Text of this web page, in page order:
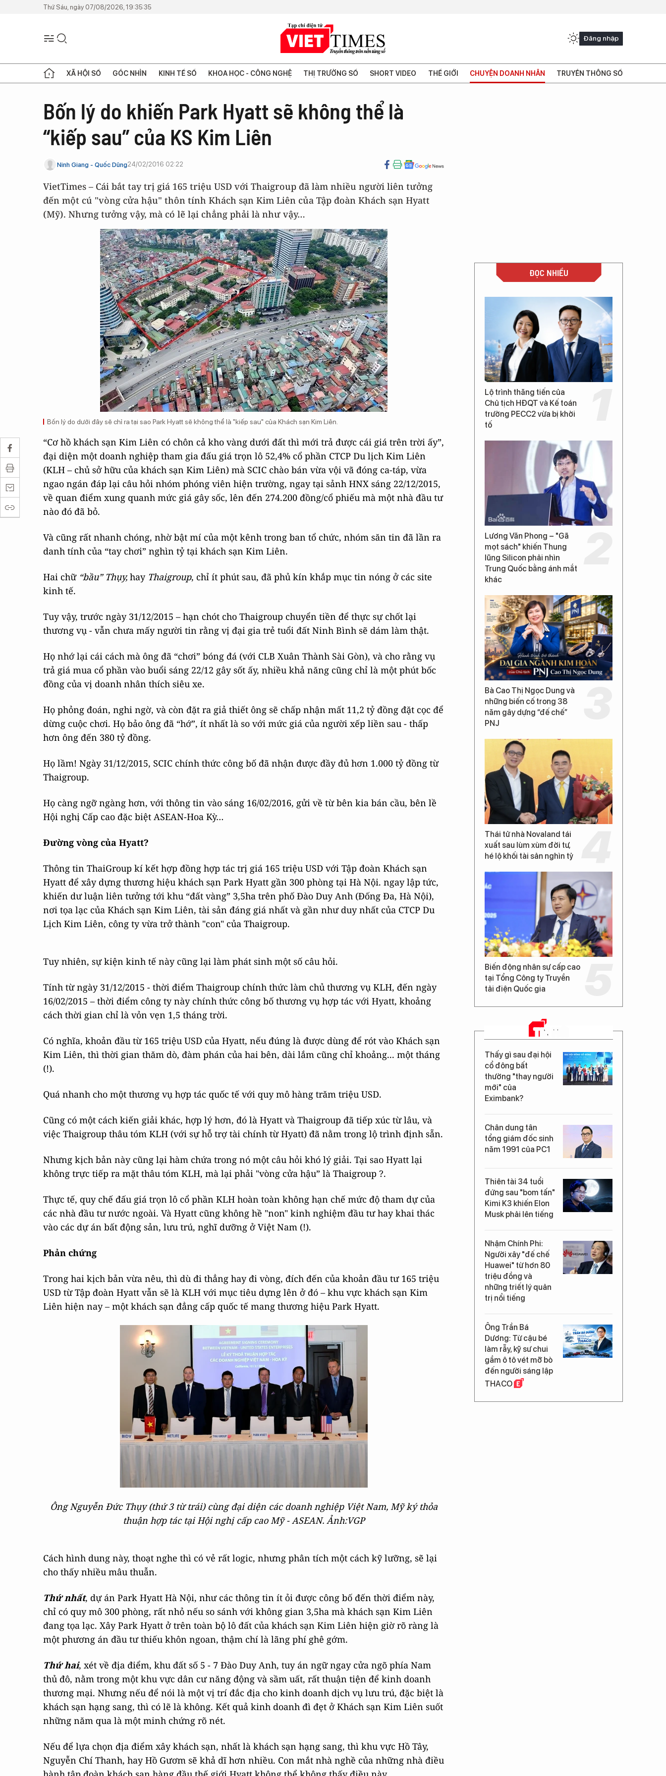
Thứ Sáu, ngày 07/08/2026, 19:35:35
Đăng nhập
XÃ HỘI SỐ GÓC NHÌN KINH TẾ SỐ KHOA HỌC - CÔNG NGHỆ THỊ TRƯỜNG SỐ SHORT VIDEO THẾ GIỚI CHUYỆN DOANH NHÂN TRUYỀN THÔNG SỐ
Bốn lý do khiến Park Hyatt sẽ không thể là
“kiếp sau” của KS Kim Liên
Ninh Giang - Quốc Dũng24/02/2016 02:22
VietTimes – Cái bắt tay trị giá 165 triệu USD với Thaigroup đã làm nhiều người liên tưởng
đến một cú "vòng cửa hậu" thôn tính Khách sạn Kim Liên của Tập đoàn Khách sạn Hyatt
(Mỹ). Nhưng tưởng vậy, mà có lẽ lại chẳng phải là như vậy…
Bốn lý do dưới đây sẽ chỉ ra tại sao Park Hyatt sẽ không thể là "kiếp sau" của Khách sạn Kim Liên.
“Cơ hồ khách sạn Kim Liên có chôn cả kho vàng dưới đất thì mới trả được cái giá trên trời ấy”,
đại diện một doanh nghiệp tham gia đấu giá trọn lô 52,4% cổ phần CTCP Du lịch Kim Liên
(KLH – chủ sở hữu của khách sạn Kim Liên) mà SCIC chào bán vừa vội vã đóng ca-táp, vừa
ngao ngán đáp lại câu hỏi nhóm phóng viên hiện trường, ngay tại sảnh HNX sáng 22/12/2015,
về quan điểm xung quanh mức giá gây sốc, lên đến 274.200 đồng/cổ phiếu mà một nhà đầu tư
nào đó đã bỏ.
Và cũng rất nhanh chóng, nhờ bật mí của một kênh trong ban tổ chức, nhóm săn tin đã lần ra
danh tính của “tay chơi” nghìn tỷ tại khách sạn Kim Liên.
Hai chữ “bầu” Thụy,hay Thaigroup, chỉ ít phút sau, đã phủ kín khắp mục tin nóng ở các site
kinh tế.
Tuy vậy, trước ngày 31/12/2015 – hạn chót cho Thaigroup chuyển tiền để thực sự chốt lại
thương vụ - vẫn chưa mấy người tin rằng vị đại gia trẻ tuổi đất Ninh Bình sẽ dám làm thật.
Họ nhớ lại cái cách mà ông đã “chơi” bóng đá (với CLB Xuân Thành Sài Gòn), và cho rằng vụ
trả giá mua cổ phần vào buổi sáng 22/12 gây sốt ấy, nhiều khả năng cũng chỉ là một phút bốc
đồng của vị doanh nhân thích siêu xe.
Họ phỏng đoán, nghi ngờ, và còn đặt ra giả thiết ông sẽ chấp nhận mất 11,2 tỷ đồng đặt cọc để
dừng cuộc chơi. Họ bảo ông đã “hớ”, ít nhất là so với mức giá của người xếp liền sau - thấp
hơn ông đến 380 tỷ đồng.
Họ lầm! Ngày 31/12/2015, SCIC chính thức công bố đã nhận được đầy đủ hơn 1.000 tỷ đồng từ
Thaigroup.
Họ càng ngỡ ngàng hơn, với thông tin vào sáng 16/02/2016, gửi về từ bên kia bán cầu, bên lề
Hội nghị Cấp cao đặc biệt ASEAN-Hoa Kỳ…
Đường vòng của Hyatt?
Thông tin ThaiGroup kí kết hợp đồng hợp tác trị giá 165 triệu USD với Tập đoàn Khách sạn
Hyatt để xây dựng thương hiệu khách sạn Park Hyatt gần 300 phòng tại Hà Nội. ngay lập tức,
khiến dư luận liên tưởng tới khu “đất vàng” 3,5ha trên phố Đào Duy Anh (Đống Đa, Hà Nội),
nơi tọa lạc của Khách sạn Kim Liên, tài sản đáng giá nhất và gần như duy nhất của CTCP Du
Lịch Kim Liên, công ty vừa trở thành "con" của Thaigroup.
Tuy nhiên, sự kiện kinh tế này cũng lại làm phát sinh một số câu hỏi.
Tính từ ngày 31/12/2015 - thời điểm Thaigroup chính thức làm chủ thương vụ KLH, đến ngày
16/02/2015 – thời điểm công ty này chính thức công bố thương vụ hợp tác với Hyatt, khoảng
cách thời gian chỉ là vỏn vẹn 1,5 tháng trời.
Có nghĩa, khoản đầu từ 165 triệu USD của Hyatt, nếu đúng là được dùng để rót vào Khách sạn
Kim Liên, thì thời gian thăm dò, đàm phán của hai bên, dài lắm cũng chỉ khoảng... một tháng
(!).
Quá nhanh cho một thương vụ hợp tác quốc tế với quy mô hàng trăm triệu USD.
Cũng có một cách kiến giải khác, hợp lý hơn, đó là Hyatt và Thaigroup đã tiếp xúc từ lâu, và
việc Thaigroup thâu tóm KLH (với sự hỗ trợ tài chính từ Hyatt) đã nằm trong lộ trình định sẵn.
Nhưng kịch bản này cũng lại hàm chứa trong nó một câu hỏi khó lý giải. Tại sao Hyatt lại
không trực tiếp ra mặt thâu tóm KLH, mà lại phải "vòng cửa hậu” là Thaigroup ?.
Thực tế, quy chế đấu giá trọn lô cổ phần KLH hoàn toàn không hạn chế mức độ tham dự của
các nhà đầu tư nước ngoài. Và Hyatt cũng không hề "non" kinh nghiệm đầu tư hay khai thác
vào các dự án bất động sản, lưu trú, nghĩ dưỡng ở Việt Nam (!).
Phản chứng
Trong hai kịch bản vừa nêu, thì dù đi thẳng hay đi vòng, đích đến của khoản đầu tư 165 triệu
USD từ Tập đoàn Hyatt vẫn sẽ là KLH với mục tiêu dựng lên ở đó – khu vực khách sạn Kim
Liên hiện nay – một khách sạn đẳng cấp quốc tế mang thương hiệu Park Hyatt.
Ông Nguyễn Đức Thụy (thứ 3 từ trái) cùng đại diện các doanh nghiệp Việt Nam, Mỹ ký thỏa
thuận hợp tác tại Hội nghị cấp cao Mỹ - ASEAN. Ảnh:VGP
Cách hình dung này, thoạt nghe thì có vẻ rất logic, nhưng phân tích một cách kỹ lưỡng, sẽ lại
cho thấy nhiều mâu thuẫn.
Thứ nhất, dự án Park Hyatt Hà Nội, như các thông tin ít ỏi được công bố đến thời điểm này,
chỉ có quy mô 300 phòng, rất nhỏ nếu so sánh với không gian 3,5ha mà khách sạn Kim Liên
đang tọa lạc. Xây Park Hyatt ở trên toàn bộ lô đất của khách sạn Kim Liên hiện giờ rõ ràng là
một phương án đầu tư thiếu khôn ngoan, thậm chí là lãng phí ghê gớm.
Thứ hai, xét về địa điểm, khu đất số 5 - 7 Đào Duy Anh, tuy án ngữ ngay cửa ngõ phía Nam
thủ đô, nằm trong một khu vực dân cư năng động và sầm uất, rất thuận tiện để kinh doanh
thương mại. Nhưng nếu để nói là một vị trí đắc địa cho kinh doanh dịch vụ lưu trú, đặc biệt là
khách sạn hạng sang, thì có lẽ là không. Kết quả kinh doanh đì đẹt ở Khách sạn Kim Liên suốt
những năm qua là một minh chứng rõ nét.
Nếu để lựa chọn địa điểm xây khách sạn, nhất là khách sạn hạng sang, thì khu vực Hồ Tây,
Nguyễn Chí Thanh, hay Hồ Gươm sẽ khả dĩ hơn nhiều. Con mắt nhà nghề của những nhà điều
ĐỌC NHIỀU
Lộ trình thăng tiến của
Chủ tịch HĐQT và Kế toán
trưởng PECC2 vừa bị khởi
tố
Lương Văn Phong – "Gã
mọt sách" khiến Thung
lũng Silicon phải nhìn
Trung Quốc bằng ánh mắt
khác
Bà Cao Thị Ngọc Dung và
những biến cố trong 38
năm gây dựng “đế chế”
PNJ
Thái tử nhà Novaland tái
xuất sau lùm xùm đời tư,
hé lộ khối tài sản nghìn tỷ
Biến động nhân sự cấp cao
tại Tổng Công ty Truyền
tải điện Quốc gia
TIN MỚI
Thấy gì sau đại hội
cổ đông bất
thường "thay người
mới" của
Eximbank?
Chân dung tân
tổng giám đốc sinh
năm 1991 của PC1
Thiên tài 34 tuổi
đứng sau "bom tấn"
Kimi K3 khiến Elon
Musk phải lên tiếng
Nhậm Chính Phi:
Người xây "đế chế
Huawei" từ hơn 80
triệu đồng và
những triết lý quản
trị nổi tiếng
Ông Trần Bá
Dương: Từ cậu bé
làm rẫy, kỹ sư chui
gầm ô tô vét mỡ bò
đến người sáng lập
THACO